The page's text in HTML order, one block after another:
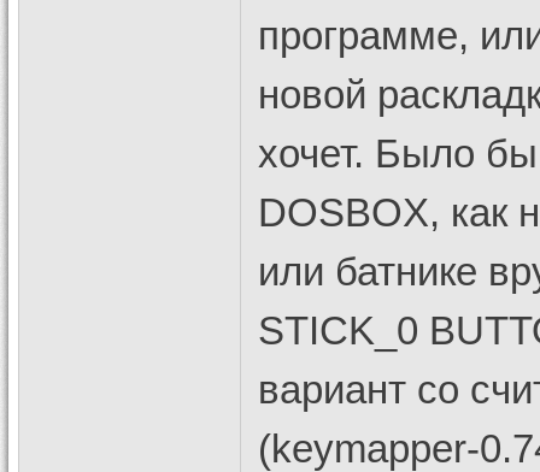
программе,
новой
хочет. Было
DOSBOX, как
или батнике
STICK_0
вариант со
(keymapper-